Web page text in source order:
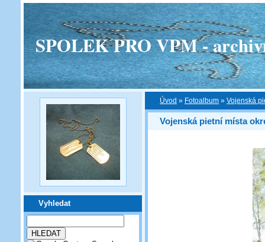
SPOLEK PRO VPM -
Vyhledat
Úvod » Fotoalbum » Vojenská
Vojenská pietní místa